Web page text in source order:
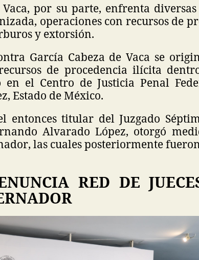
Vaca, por su parte, enfrenta
operaciones con recursos de
y extorsión.
García Cabeza de Vaca se
de procedencia ilícita
en el Centro de Justicia Penal
Estado de México.
entonces titular del Juzgado
Alvarado López, otorgó
las cuales posteriormente
RED DE